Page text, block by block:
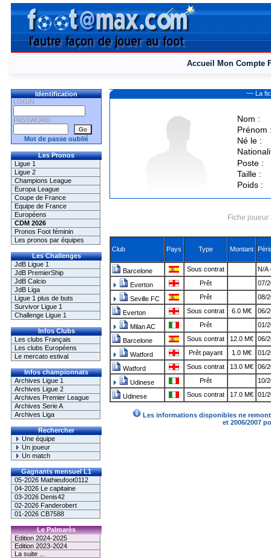
Accueil Mon Compte
Identification
LOGIN
PASSWORD
Mot de passe oublié
Les Pronos
Ligue 1
Ligue 2
Champions League
Europa League
Coupe de France
Equipe de France
Européens
CDM 2026
Pronos Foot féminin
Les pronos par équipes
Les Challenges
JdB Ligue 1
JdB PremierShip
JdB Calcio
JdB Liga
Ligue 1 plus de buts
Survivor Ligue 1
Challenge Ligue 1
Infos Clubs
Les clubs Français
Les clubs Européens
Le mercato estival
Infos championnats
Archives Ligue 1
Archives Ligue 2
Archives Premier League
Archives Serie A
Archives Liga
Rechercher
Une équipe
Un joueur
Un match
Gagnants mensuel L1
05-2026 Mathieufoot0112
04-2026 Le capitaine
03-2026 Denis42
02-2026 Fanderobert
01-2026 CB7588
Le Palmarès
Edition 2024-2025
Edition 2023-2024
La suite ...
~~ La
Nom :
Prénom
Né le :
Poste :
Taille :
Poids :
Fiche
Club Pays Type Montant
Barcelone Sous contrat N/A
Everton Prêt 07/
Seville FC Prêt 08/
Everton Sous contrat 6.0 M€ 06/
Milan AC Prêt 01/
Barcelone Sous contrat 12.0 M€ 06/
Watford Prêt payant 1.0 M€ 01/
Watford Sous contrat 13.0 M€ 06/
Udinese Prêt 10/
Udinese Sous contrat 17.0 M€ 01/
Les informations disponibles ne
et 2006/2007